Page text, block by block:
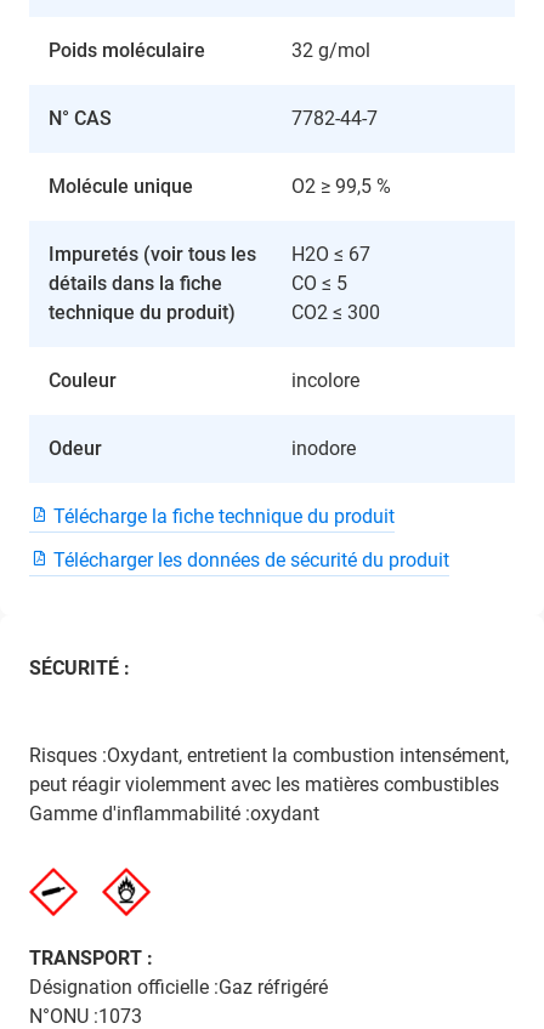
Poids moléculaire 32 g/mol
N° CAS 7782-44-7
Molécule unique O2 ≥ 99,5 %
Impuretés (voir tous les
détails dans la fiche
technique du produit)
H2O ≤ 67
CO ≤ 5
CO2 ≤ 300
Couleur incolore
Odeur inodore
Télécharge la fiche technique du produit
Télécharger les données de sécurité du produit
SÉCURITÉ :
Risques :Oxydant, entretient la combustion intensément,
peut réagir violemment avec les matières combustibles
Gamme d'inflammabilité :oxydant
TRANSPORT :
Désignation officielle :Gaz réfrigéré
N°ONU :1073